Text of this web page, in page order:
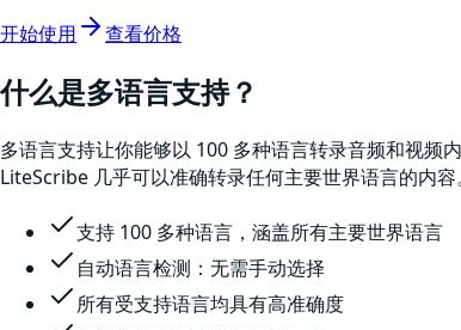
开始使用 查看价格
什么是多语言支持？
多语言支持让你能够以 100 多种语言转录音频和视频
LiteScribe 几乎可以准确转录任何主要世界语言的内容。
支持 100 多种语言，涵盖所有主要世界语言
自动语言检测：无需手动选择
所有受支持语言均具有高准确度